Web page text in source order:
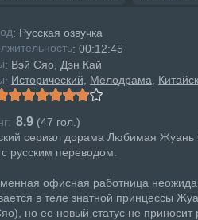
: Русская озвучка
: 00:12:45
: Вэй Сяо, Дэн Кай
: Исторический Мелодрама
8.9 (47 гол.)
сериал дорама Любимая
русским переводом.
офисная работница
в теле знатной принцессы
но ее новый статус не